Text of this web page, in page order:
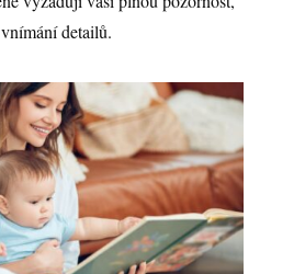
detailů.